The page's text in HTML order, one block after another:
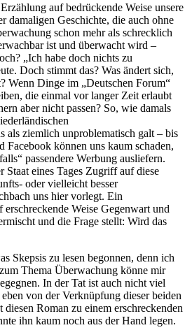
auf bedrückende Weise unsere
damaligen Geschichte, die auch ohne
schon mehr als schrecklich
ist und überwacht wird –
„Ich habe doch nichts zu
Doch stimmt das? Was ändert sich,
Wenn Dinge im „Deutschen Forum“
die einmal vor langer Zeit erlaubt
aber nicht passen? So, wie damals
als ziemlich unproblematisch galt – bis
Facebook können uns kaum schaden,
passendere Werbung ausliefern.
Staat eines Tages Zugriff auf diese
oder vielleicht besser
uns hier vorlegt. Ein
Weise Gegenwart und
und die Frage stellt: Wird das
Skepsis zu lesen begonnen, denn ich
Thema Überwachung könne mir
In der Tat ist auch nicht viel
von der Verknüpfung dieser beiden
Roman zu einem erschreckenden
ihn kaum noch aus der Hand legen.